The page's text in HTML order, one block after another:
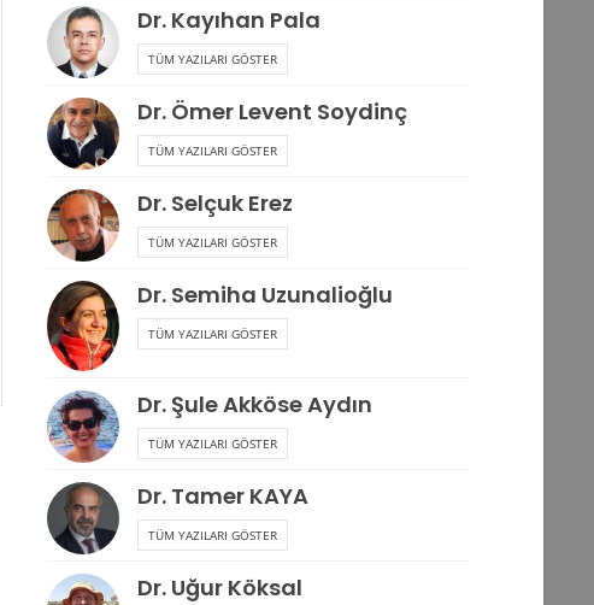
Dr. Kayıhan Pala
TÜM YAZILARI GÖSTER
Dr. Ömer Levent Soydinç
TÜM YAZILARI GÖSTER
Dr. Selçuk Erez
TÜM YAZILARI GÖSTER
Dr. Semiha Uzunalioğlu
TÜM YAZILARI GÖSTER
Dr. Şule Akköse Aydın
TÜM YAZILARI GÖSTER
Dr. Tamer KAYA
TÜM YAZILARI GÖSTER
Dr. Uğur Köksal